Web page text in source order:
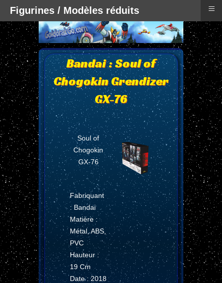
Bandai : Soul of
Chogokin Grendizer
GX-76
Soul of
Chogokin
GX-76
Fabriquant
: Bandai
Matière :
Métal, ABS,
PVC
Hauteur :
19 Cm
Date : 2018
Figurines / Modèles réduits ≡